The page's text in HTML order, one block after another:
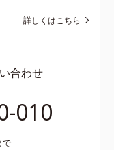
詳しくはこちら
合わせ
010
で